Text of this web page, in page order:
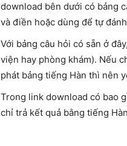
download bên dưới có bảng
và điền hoặc dùng để tự
Với bảng câu hỏi có sẵn ở
viện hay phòng khám). Nếu
phát bảng tiếng Hàn thì nên
Trong link download có bao
chỉ trả kết quả bằng tiếng